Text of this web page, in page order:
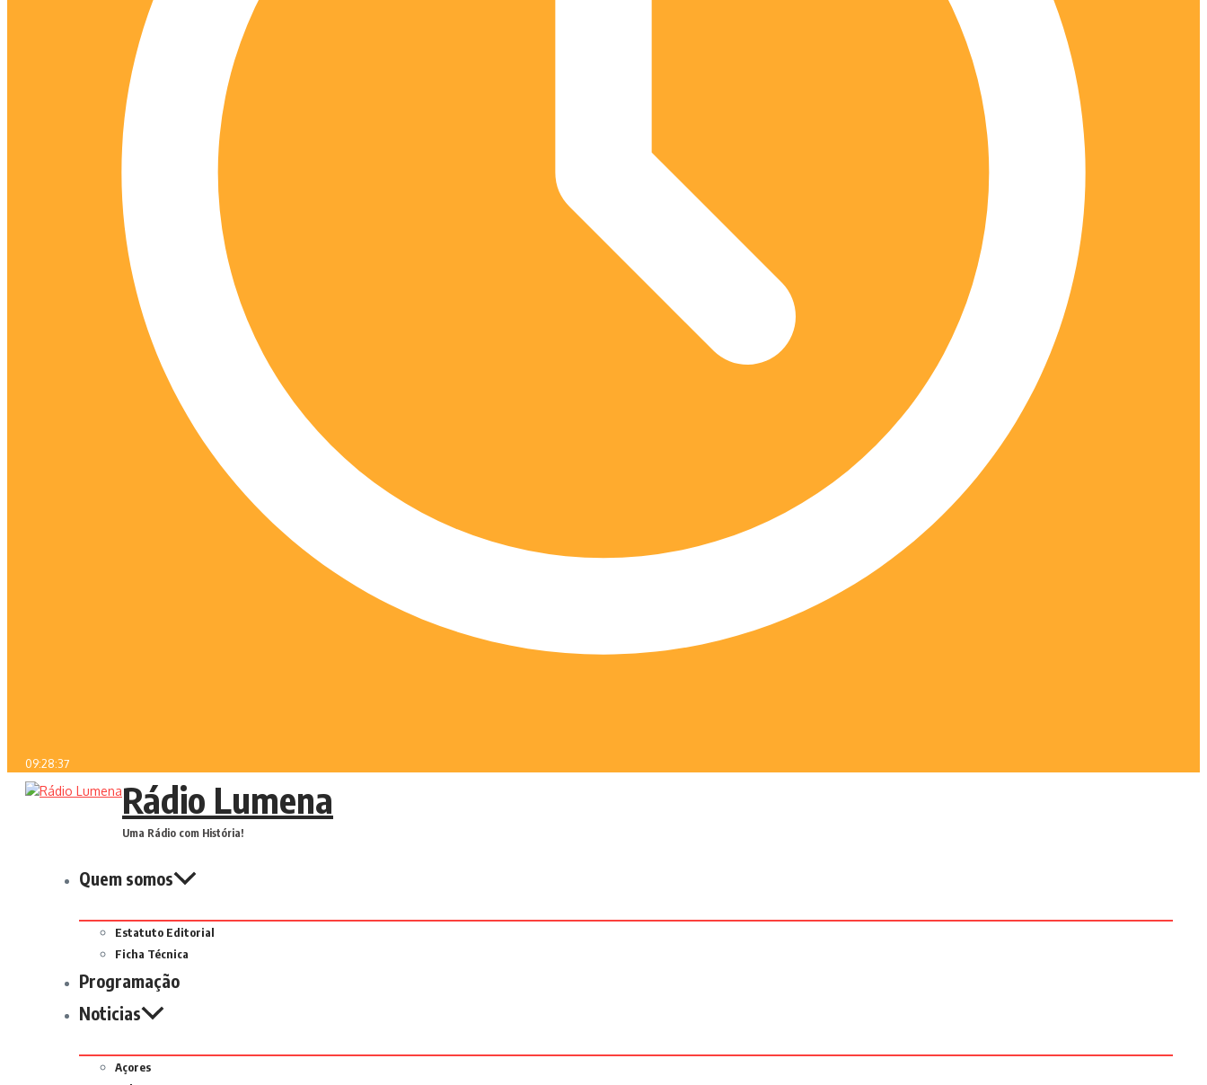
09:28:37
Rádio Lumena
Uma Rádio com História!
Quem somos
Estatuto Editorial
Ficha Técnica
Programação
Noticias
Açores